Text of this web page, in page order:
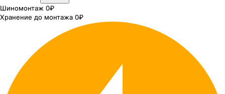
Шиномонтаж 0₽
Хранение до монтажа 0₽